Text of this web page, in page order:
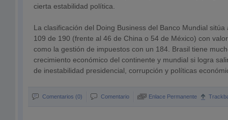
cierta estabilidad política.
La clasificación del Doing Business del Banco Mundial
109 de 190 (frente al 46 de China o 54 de México) con
como la gestión de impuestos con un 184. Brasil tiene
crecimiento económico del continente y mundial si logra
de inestabilidad presidencial, corrupción y políticas
Comentarios (0) Comentario Enlace Permanente